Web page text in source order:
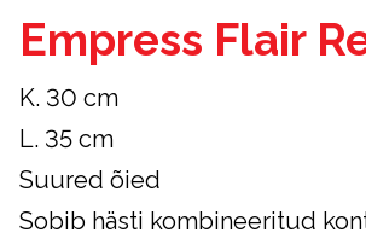
Empress Flair
K. 30 cm
L. 35 cm
Suured õied
Sobib hästi kombineeritud